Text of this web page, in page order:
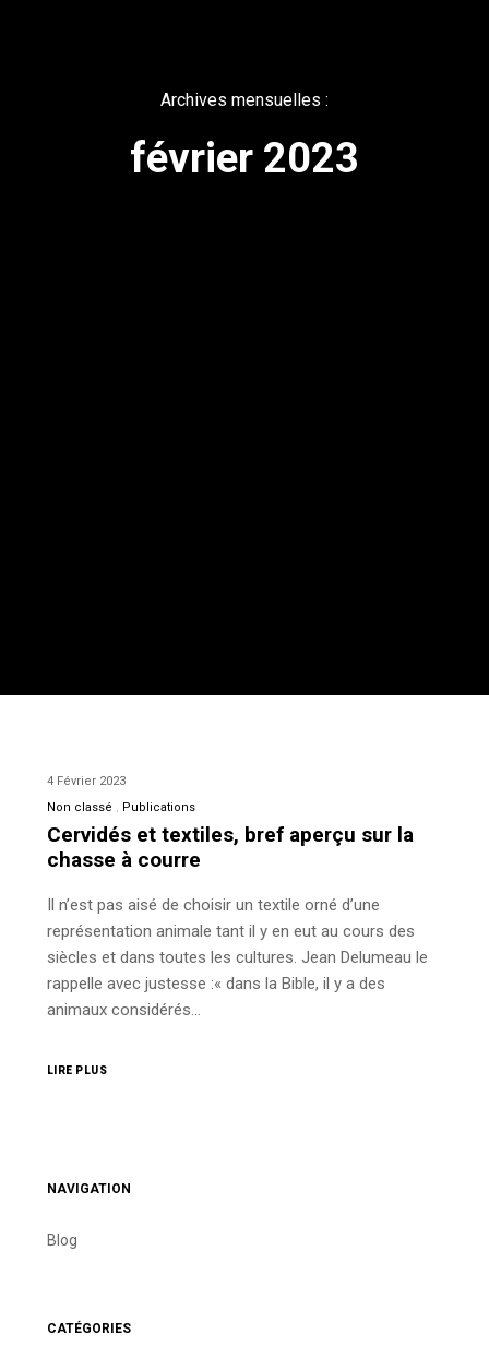
Archives mensuelles :
février 2023
4 Février 2023
Non classé
Publications
Cervidés et textiles, bref aperçu sur la
chasse à courre
Il n’est pas aisé de choisir un textile orné d’une
représentation animale tant il y en eut au cours des
siècles et dans toutes les cultures. Jean Delumeau le
rappelle avec justesse :« dans la Bible, il y a des
animaux considérés…
LIRE PLUS
NAVIGATION
Blog
CATÉGORIES